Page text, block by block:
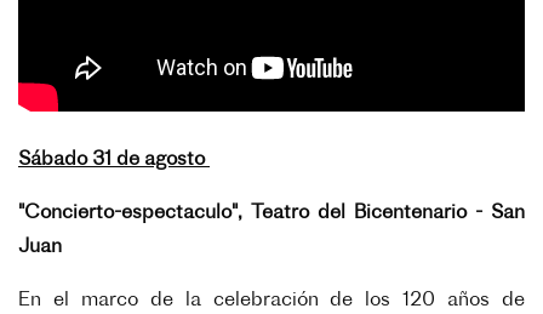
Sábado 31 de agosto
"Concierto-espectaculo", Teatro del Bicentenario - San
Juan
En el marco de la celebración de los 120 años de